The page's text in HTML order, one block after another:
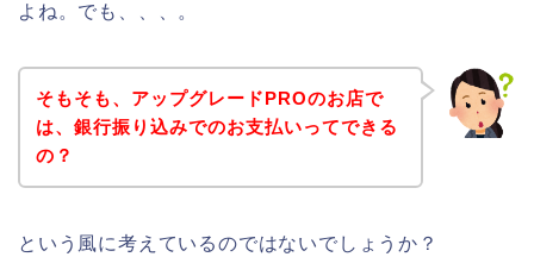
よね。でも、、、。
そもそも、アップグレードPROのお店で
は、銀行振り込みでのお支払いってできる
の？
という風に考えているのではないでしょうか？